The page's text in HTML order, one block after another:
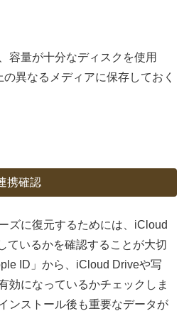
容量が十分なディスクを使用
異なるメディアに保存しておく
携確認
ズに復元するためには、iCloud
ているかを確認することが大切
ID」から、iCloud Driveや写
効になっているかチェックしま
ンストール後も重要なデータが